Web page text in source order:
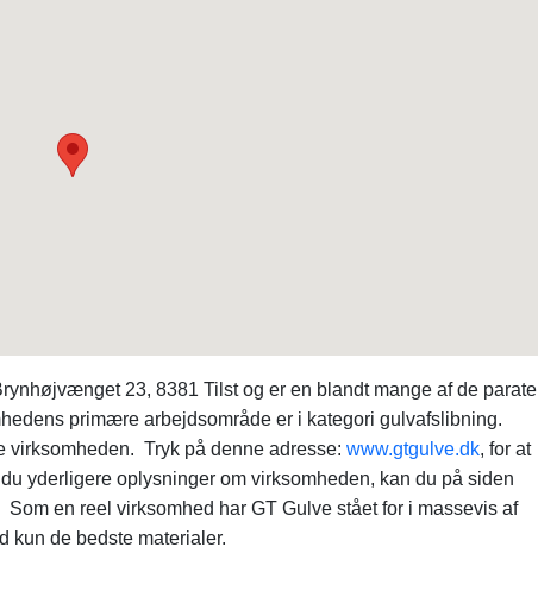
23, 8381 Tilst og er en blandt mange af de parate
primære arbejdsområde er i kategori gulvafslibning.
virksomheden. Tryk på denne adresse: www.gtgulve.dk, for at
yderligere oplysninger om virksomheden, kan du på siden
en reel virksomhed har GT Gulve stået for i massevis af
kun de bedste materialer.